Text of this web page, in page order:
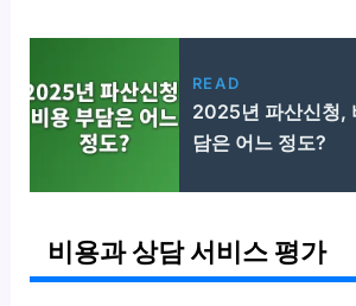
READ
2025년 파산신청,
담은 어느 정도?
비용과 상담 서비스 평가